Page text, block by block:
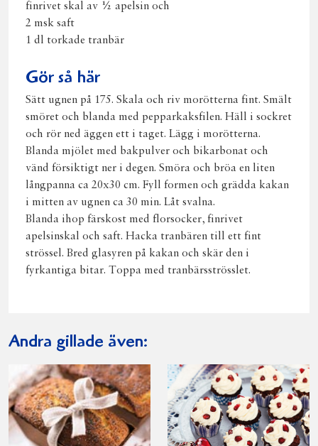
finrivet skal av ½ apelsin och
2 msk saft
1 dl torkade tranbär
Gör så här
Sätt ugnen på 175. Skala och riv morötterna fint. Smält
smöret och blanda med pepparkaksfilen. Häll i sockret
och rör ned äggen ett i taget. Lägg i morötterna.
Blanda mjölet med bakpulver och bikarbonat och
vänd försiktigt ner i degen. Smöra och bröa en liten
långpanna ca 20x30 cm. Fyll formen och grädda kakan
i mitten av ugnen ca 30 min. Låt svalna.
Blanda ihop färskost med florsocker, finrivet
apelsinskal och saft. Hacka tranbären till ett fint
strössel. Bred glasyren på kakan och skär den i
fyrkantiga bitar. Toppa med tranbärsströsslet.
Andra gillade även: